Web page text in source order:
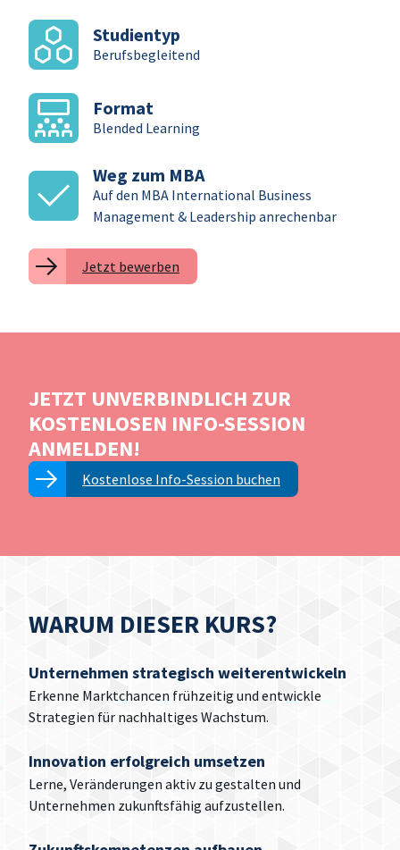
Studientyp
Berufsbegleitend
Format
Blended Learning
Weg zum MBA
Auf den MBA International Business
Management & Leadership anrechenbar
Jetzt bewerben
JETZT UNVERBINDLICH ZUR
KOSTENLOSEN INFO-SESSION
ANMELDEN!
Kostenlose Info-Session buchen
WARUM DIESER KURS?
Unternehmen strategisch weiterentwickeln
Erkenne Marktchancen frühzeitig und entwickle
Strategien für nachhaltiges Wachstum.
Innovation erfolgreich umsetzen
Lerne, Veränderungen aktiv zu gestalten und
Unternehmen zukunftsfähig aufzustellen.